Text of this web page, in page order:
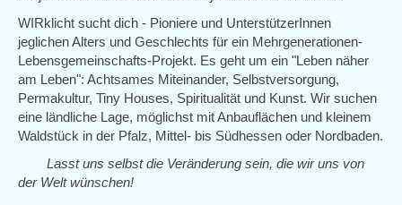
WIRklicht sucht dich - Pioniere und UnterstützerInnen
jeglichen Alters und Geschlechts für ein Mehrgenerationen-
Lebensgemeinschafts-Projekt. Es geht um ein "Leben näher
am Leben": Achtsames Miteinander, Selbstversorgung,
Permakultur, Tiny Houses, Spiritualität und Kunst. Wir suchen
eine ländliche Lage, möglichst mit Anbauflächen und kleinem
Waldstück in der Pfalz, Mittel- bis Südhessen oder Nordbaden.
Lasst uns selbst die Veränderung sein, die wir uns von
der Welt wünschen!